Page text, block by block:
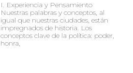
I. Experiencia y Pensamiento
Nuestras palabras y conceptos, al
igual que nuestras ciudades, están
impregnados de historia. Los
conceptos clave de la política: poder,
honra,